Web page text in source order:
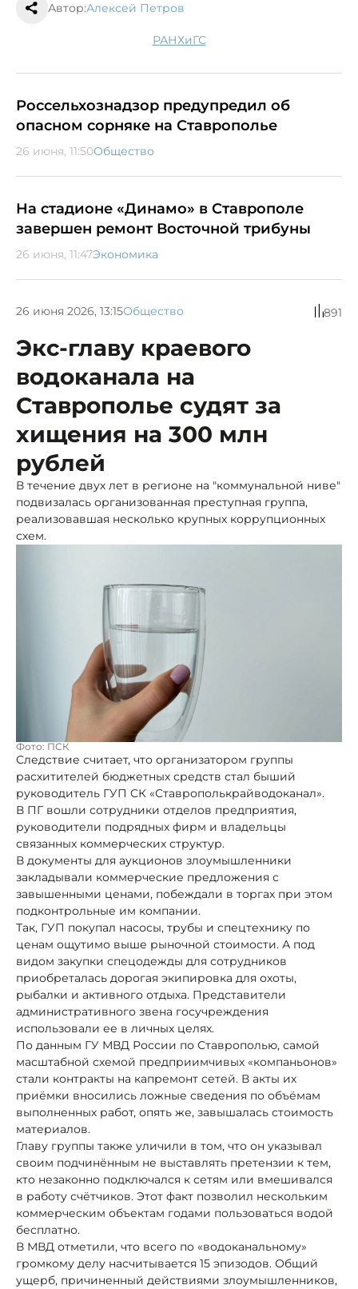
Автор:Алексей Петров
РАНХиГС
Россельхознадзор предупредил об
опасном сорняке на Ставрополье
26 июня, 11:50Общество
На стадионе «Динамо» в Ставрополе
завершен ремонт Восточной трибуны
26 июня, 11:47Экономика
26 июня 2026, 13:15Общество 891
Экс-главу краевого
водоканала на
Ставрополье судят за
хищения на 300 млн
рублей
В течение двух лет в регионе на "коммунальной ниве"
подвизалась организованная преступная группа,
реализовавшая несколько крупных коррупционных
схем.
Фото: ПСК
Следствие считает, что организатором группы
расхитителей бюджетных средств стал быший
руководитель ГУП СК «Ставрополькрайводоканал».
В ПГ вошли сотрудники отделов предприятия,
руководители подрядных фирм и владельцы
связанных коммерческих структур.
В документы для аукционов злоумышленники
закладывали коммерческие предложения с
завышенными ценами, побеждали в торгах при этом
подконтрольные им компании.
Так, ГУП покупал насосы, трубы и спецтехнику по
ценам ощутимо выше рыночной стоимости. А под
видом закупки спецодежды для сотрудников
приобреталась дорогая экипировка для охоты,
рыбалки и активного отдыха. Представители
административного звена госучреждения
использовали ее в личных целях.
По данным ГУ МВД России по Ставрополью, самой
масштабной схемой предприимчивых «компаньонов»
стали контракты на капремонт сетей. В акты их
приёмки вносились ложные сведения по объёмам
выполненных работ, опять же, завышалась стоимость
материалов.
Главу группы также уличили в том, что он указывал
своим подчинённым не выставлять претензии к тем,
кто незаконно подключался к сетям или вмешивался
в работу счётчиков. Этот факт позволил нескольким
коммерческим объектам годами пользоваться водой
бесплатно.
В МВД отметили, что всего по «водоканальному»
громкому делу насчитывается 15 эпизодов. Общий
ущерб, причиненный действиями злоумышленников,